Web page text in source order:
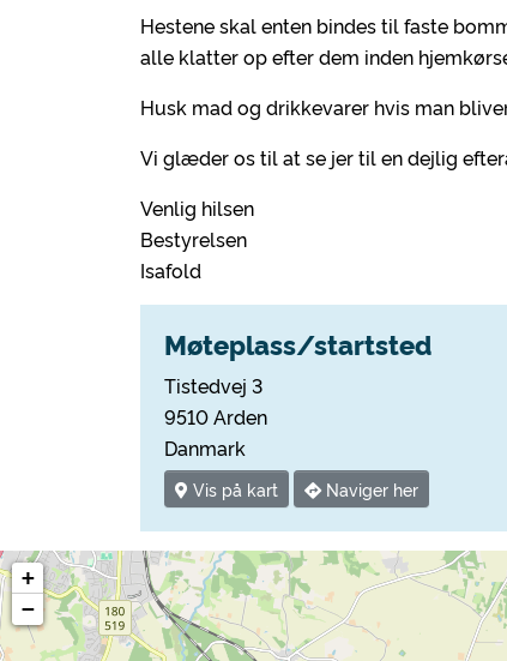
Hestene skal enten bindes til faste
alle klatter op efter dem inden
Husk mad og drikkevarer hvis man
Vi glæder os til at se jer til en dejlig
Venlig hilsen
Bestyrelsen
Isafold
Møteplass/startsted
Tistedvej 3
9510 Arden
Danmark
Vis på kart Naviger her
+
−